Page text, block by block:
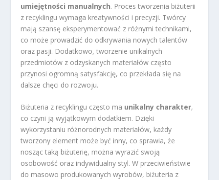
umiejętności manualnych. Proces tworzenia biżuterii
z recyklingu wymaga kreatywności i precyzji. Twórcy
mają szansę eksperymentować z różnymi technikami,
co może prowadzić do odkrywania nowych talentów
oraz pasji. Dodatkowo, tworzenie unikalnych
przedmiotów z odzyskanych materiałów często
przynosi ogromną satysfakcję, co przekłada się na
dalsze chęci do rozwoju.
Biżuteria z recyklingu często ma unikalny charakter,
co czyni ją wyjątkowym dodatkiem. Dzięki
wykorzystaniu różnorodnych materiałów, każdy
tworzony element może być inny, co sprawia, że
nosząc taką biżuterię, można wyrazić swoją
osobowość oraz indywidualny styl. W przeciwieństwie
do masowo produkowanych wyrobów, biżuteria z